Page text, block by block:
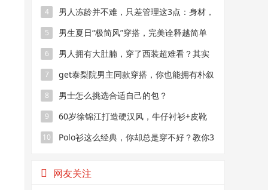
处，穿出175
4
男人冻龄并不难，只差管理这3点：身材，
衣品，相貌
5
男生夏日“极简风”穿搭，完美诠释越简单
越帅气
6
男人拥有大肚腩，穿了西装超难看？其实
显瘦超简单
7
get泰梨院男主同款穿搭，你也能拥有朴叙
俊一样的男神气质！
8 男士怎么挑选合适自己的包？
9
60岁徐锦江打造硬汉风，牛仔衬衫+皮靴
够时髦
10
Polo衫这么经典，你却总是穿不好？教你3
网友关注